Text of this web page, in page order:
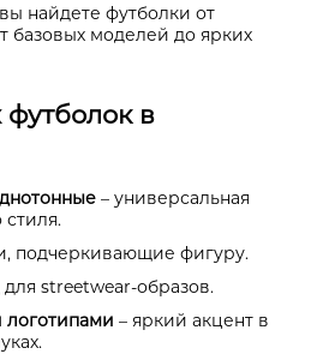
найдете футболки от
базовых моделей до ярких
в
– универсальная
стиля.
подчеркивающие фигуру.
streetwear-образов.
– яркий акцент в